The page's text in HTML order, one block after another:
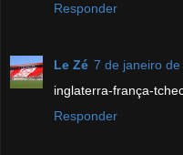
Responder
Le Zé 7 de janeiro
inglaterra-frança-
Responder